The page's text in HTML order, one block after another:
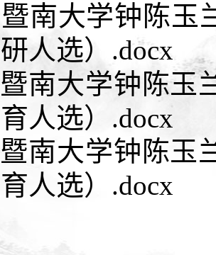
暨南大学钟陈玉
人选）.docx
暨南大学钟陈玉
人选）.docx
暨南大学钟陈玉
人选）.docx